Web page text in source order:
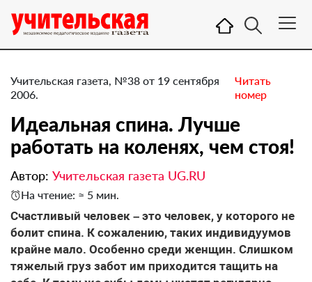
Учительская газета, №38 от 19 сентября
2006.
Читать
номер
Идеальная спина. Лучше
работать на коленях, чем стоя!
Автор: Учительская газета UG.RU
На чтение: ≈ 5 мин.
Счастливый человек – это человек, у которого не
болит спина. К сожалению, таких индивидуумов
крайне мало. Особенно среди женщин. Слишком
тяжелый груз забот им приходится тащить на